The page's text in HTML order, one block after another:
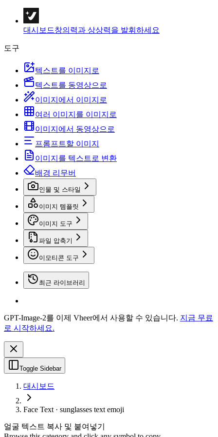
대시보드창의력과 상상력을 발휘하세요
도구
텍스트를 이미지로
텍스트를 동영상으로
이미지에서 이미지로
여러 이미지를 이미지로
이미지에서 동영상으로
프롬프트할 이미지
이미지를 텍스트로 변환
배경 리무버
인물 및 스타일
이미지 템플릿
이미지 도구
파일 압축기
이모티콘 도구
최근 라이브러리
GPT-Image-2를 이제 Vheer에서 사용할 수 있습니다. 지금 무료
로 시작하세요.
Toggle Sidebar
대시보드
Face Text · sunglasses text emoji
얼굴 텍스트 복사 및 붙여넣기